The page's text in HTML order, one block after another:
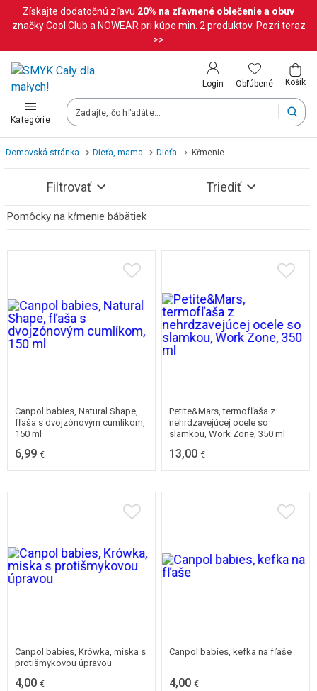
Získajte dodatočnú zľavu 20% na zľavnené oblečenie a obuv
značky Cool Club a NOWEAR pri kúpe min. 2 produktov. Pozri teraz
>>
Login Obľúbené Košík
Kategórie
Krajina a jazyk
Vyberte krajinu
Slovenská republika (Slovenský)
Vaše objednávky doručíme na území vybranej krajiny.
Slovenčina
Po zmene krajiny môžu byť niektoré produkty z vášho košíka
Uložiť
Domovská stránka Dieťa, mama Dieťa Kŕmenie
Filtrovať
Pomôcky na kŕmenie bábätiek
Triediť
Canpol babies, Natural Shape,
fľaša s dvojzónovým cumlíkom,
150 ml
6,99 €
Petite&Mars, termofľaša z
nehrdzavejúcej ocele so
slamkou, Work Zone, 350 ml
13,00 €
Canpol babies, Krówka, miska s
protišmykovou úpravou
4,00 €
Canpol babies, kefka na fľaše
4,00 €